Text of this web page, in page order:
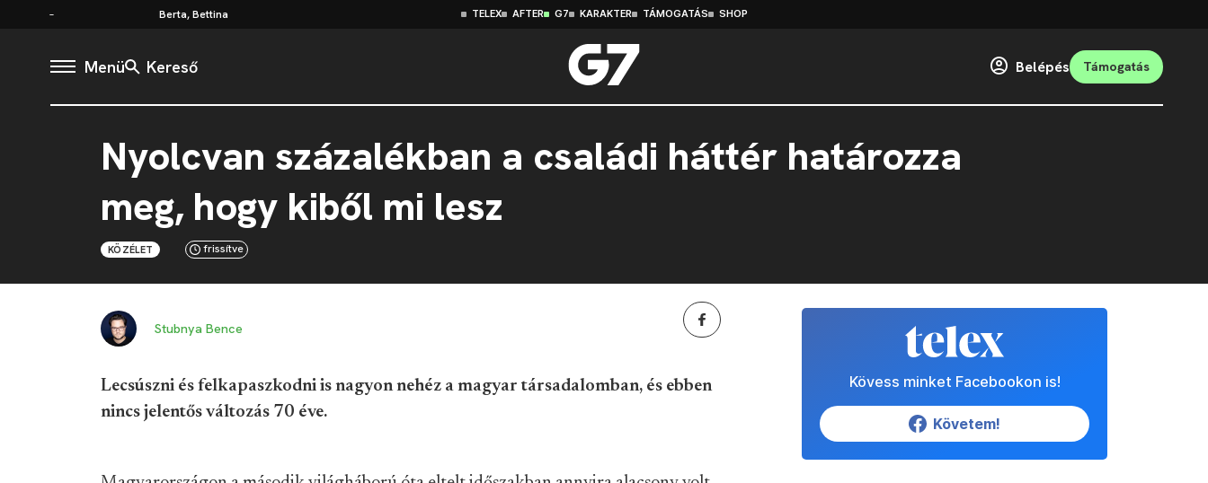
Berta, Bettina TELEX AFTER G7 KARAKTER TÁMOGATÁS SHOP
Menü Kereső Belépés Támogatás
Nyolcvan százalékban a családi háttér határozza
meg, hogy kiből mi lesz
KÖZÉLET frissítve
Stubnya Bence
Lecsúszni és felkapaszkodni is nagyon nehéz a magyar társadalomban, és ebben
nincs jelentős változás 70 éve.
Kövess minket Facebookon is!
Követem!